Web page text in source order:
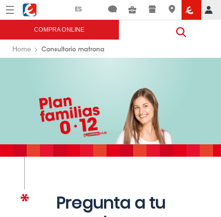
Menú Eroski
COMPRA ONLINE
Home Consultorio matrona
Pregunta a tu